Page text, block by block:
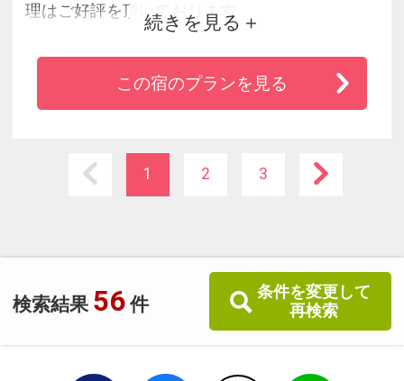
検索結果 56 件
条件を変更して
再検索
理はご好評を頂いております
◆「万葉からの美肌の千年温泉」で日頃の疲れ
をリフレッシュ♪
◆無料マッサージ機ございます
◆バス停「下浅間広場」から歩いてすぐ。無料
駐車場もございます
続きを見る
この宿のプランを見る
1 2 3